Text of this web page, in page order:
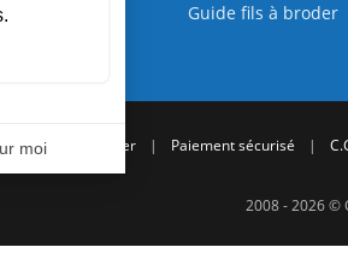
Guide fils à broder
| Nous contacter | Paiement sécurisé |
2008 - 2026 ©